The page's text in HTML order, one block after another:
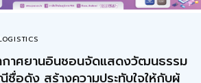
กาศยานอินชอนจัดแสดงวัฒนธรรม
ชื่อดัง สร้างความประทับใจให้กับผู้